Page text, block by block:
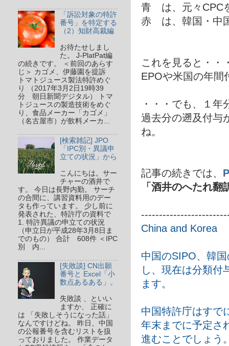
青 は、元々CPC
赤 は、韓国・中
これを見ると・・
EPOや米国の年間
・・・でも、１
過去分の遡及付与
ね。
記事の続きでは、
「酒井のへたれ翻
China and Korea
中国のSIPO、韓
し、現在は分類付
ます。
中国特許庁はすで
年末までに予定さ
進むことでしょう
「訴訟対象の特許
番号」を特定する
（2）知財高裁編
お待たせしまし
た。 J-PlatPat編
の続きです。 ＜前回のあらす
じ＞ カゴメ、伊藤園を提訴
トマトジュース製法特許めぐ
り （2017年3月2日19時39
分 朝日新聞デジタル） トマ
トジュースの製造技術をめぐ
り、食品メーカー「カゴメ」
（名古屋市）が飲料メーカ...
[検索雑記] JPO
「IPC別・異議申
立ての状況」から
こんにちは。サー
チャーの酒井で
す。 今日は長野内勤。 サーチ
の合間に、講習資料用のデー
タも作っています。 少し前に
発表された、特許庁の資料で
1. 特許異議の申立ての状況
（申立日が平成28年3月8日ま
でのもの） 合計 608件 ＜IPC
別 内...
[失敗談] CN出願
番号と Excel「小
数点あるある」。
失敗談 、といい
ますか、 正確に
は 「失敗しそうになった話」
なんですけどね。 昨日、中国
の公報番号を含むリストを扱
っておりました。 作業データ